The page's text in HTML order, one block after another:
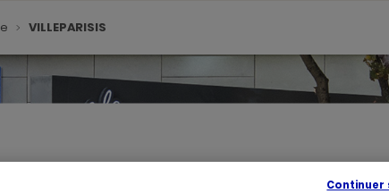
VILLEPARISIS
Continuer